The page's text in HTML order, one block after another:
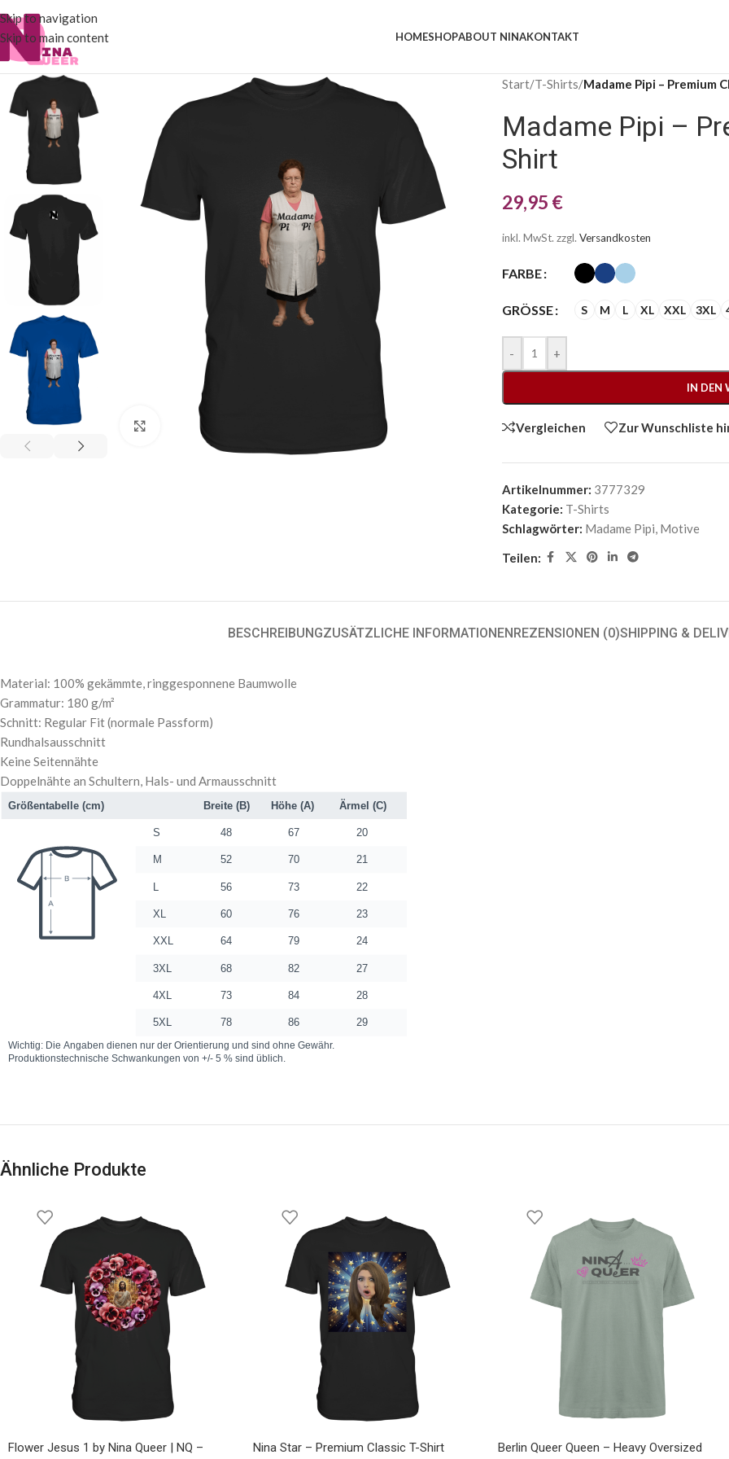
Skip to navigation
Skip to main content
HOMESHOPABOUT NINAKONTAKT
Klick zum Vergrößern
Start/T-Shirts/Madame Pipi – Premium
Madame Pipi –
Shirt
29,95 €
inkl. MwSt. zzgl. Versandkosten
FARBE
GRÖSSE S M L XL XXL 3XL
- +
IN DEN
Vergleichen Zur Wunschliste
Artikelnummer: 3777329
Kategorie: T-Shirts
Schlagwörter: Madame Pipi, Motive
Teilen:
BESCHREIBUNGZUSÄTZLICHE INFORMATIONENREZENSIONEN (0)SHIPPING &
Material: 100% gekämmte, ringgesponnene Baumwolle
Grammatur: 180 g/m²
Schnitt: Regular Fit (normale Passform)
Rundhalsausschnitt
Keine Seitennähte
Doppelnähte an Schultern, Hals- und Armausschnitt
Ähnliche Produkte
Flower Jesus 1 by Nina Queer | NQ –
Nina Star – Premium Classic T-Shirt
Berlin Queer Queen – Heavy Oversized